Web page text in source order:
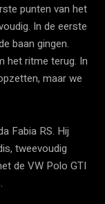
punten van het
In de eerste
baan gingen.
het ritme terug. In
maar we
Fabia RS. Hij
tweevoudig
de VW Polo GTI